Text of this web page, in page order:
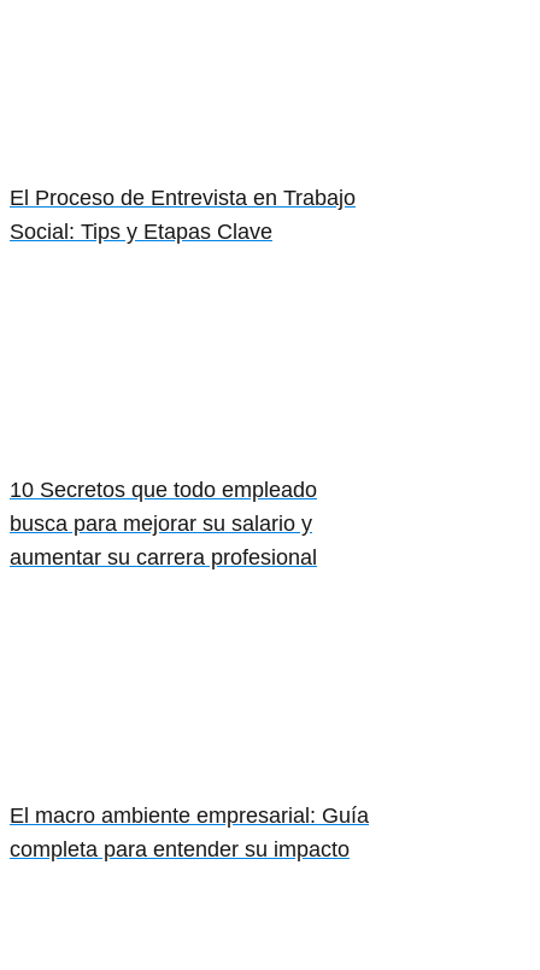
El Proceso de Entrevista en Trabajo
Social: Tips y Etapas Clave
10 Secretos que todo empleado
busca para mejorar su salario y
aumentar su carrera profesional
El macro ambiente empresarial: Guía
completa para entender su impacto